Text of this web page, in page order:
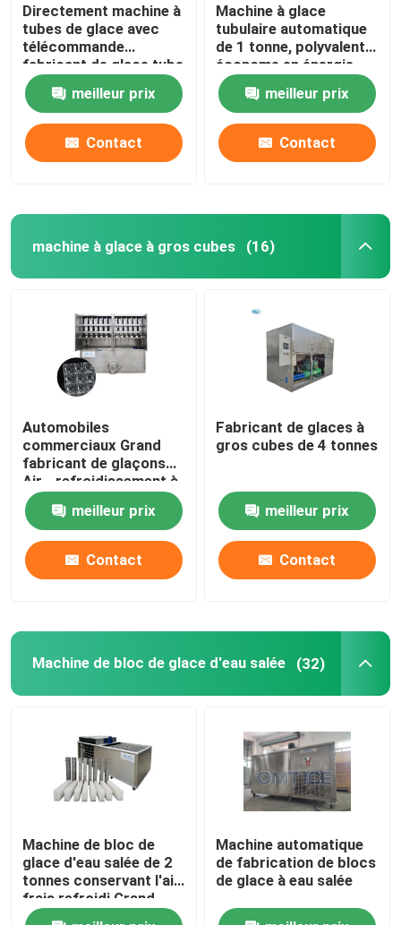
Produits
Le spectacle VR
À propos de nous
Visite de l'usine
Nous contacter
Demandez un devis
Machine à glace à tubes
machine à glace à gros cubes
Directement machine à
tubes de glace avec
télécommande
fabricant de glace tube
haute vitesse
meilleur prix
Contact
Machine à glace
tubulaire automatique
de 1 tonne, polyvalente,
économe en énergie,
fabricante de glace
tubulairemeilleur prix
Contact
machine à glace à gros cubes (16)
Automobiles
commerciaux Grand
fabricant de glaçons
Air - refroidissement à
haut rendement
meilleur prix
Contact
Fabricant de glaces à
gros cubes de 4 tonnes
meilleur prix
Contact
Machine de bloc de glace d'eau salée (32)
Machine de bloc de
glace d'eau salée de 2
tonnes conservant l'air
frais refroidi Grand
fabricant de bloc de
Machine automatique
de fabrication de blocs
de glace à eau salée